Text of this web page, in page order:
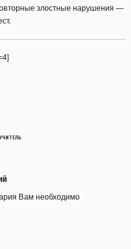
злостные нарушения —
Вам необходимо